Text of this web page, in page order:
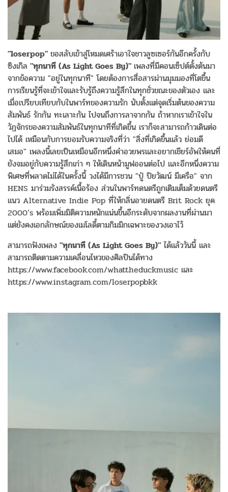
"loserpop" ขอสลับเข้าสู่โหมดเศร้าเอาใจชาวลูซเซอร์กันอีกครั้งกับ
ซิงเกิล "ทุกนาที (As Light Goes By)" เพลงที่มีคอนเซ็ปต์ตั้งต้นมา
จากข้อความ "อยู่ในทุกนาที" โดยต้องการสื่อสารผ่านมุมมองที่โตขึ้น
การเรียนรู้ที่จะเข้าใจและรับรู้ถึงความรู้สึกในทุกชั่วขณะของตัวเอง และ
เมื่อเปรียบเทียบกับในพาร์ทของความรัก นับตั้งแต่จุดเริ่มต้นของความ
สัมพันธ์ รักกัน ทะเลาะกัน ไปจนถึงการลาจากกัน ถ้าหากเราเข้าใจใน
วัฏจักรของความสัมพันธ์ในทุกนาทีที่เกิดขึ้น เราก็จะสามารถก้าวเดินต่อ
ไปได้ เหมือนกับการยอมรับความจริงที่ว่า "สิ่งที่เกิดขึ้นแล้ว ย่อมดี
เสมอ" เพลงนี้เลยเป็นเหมือนอีกหนึ่งคำอวยพรและอยากเชียร์อัพให้คนที่
ยังจมอยู่กับความรู้สึกเก่า ๆ ให้เดินหน้ามูฟออนต่อไป และอีกหนึ่งความ
พิเศษที่พลาดไม่ได้ในครั้งนี้ วงได้มีการชวน "ปู๋ ปิยวัฒน์ มีเครือ" จาก
HENS มาร่วมรังสรรค์เนื้อร้อง ส่วนในพาร์ทดนตรีถูกเติมเต็มด้วยดนตรี
แนว Alternative Indie Pop ที่ให้กลิ่นอายดนตรี Brit Rock ยุค
2000’s พร้อมเพิ่มมิติความหนักแน่นขึ้นอีกระดับจากผลงานที่ผ่านมา
แต่ยังคงเอกลักษณ์ของเมโลดี้ตามกิมมิกเฉพาะของวงเอาไว้
สามารถฟังเพลง "ทุกนาที (As Light Goes By)" ได้แล้ววันนี้ และ
สามารถติดตามความเคลื่อนไหวของศิลปินได้ทาง
https://www.facebook.com/whattheduckmusic และ
https://www.instagram.com/loserpopbkk